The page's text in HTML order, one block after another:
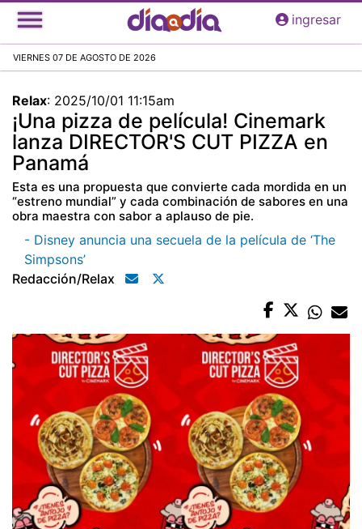
Pasar
al
principal
ingresar
VIERNES 07 DE AGOSTO DE 2026
Relax: 2025/10/01 11:15am
¡Una pizza de película! Cinemark
lanza DIRECTOR'S CUT PIZZA en
Panamá
Esta es una propuesta que convierte cada mordida en un
“estreno mundial” y cada combinación de sabores en una
obra maestra con sabor a aplauso de pie.
- Disney anuncia una secuela de la película de ‘The
Simpsons’
Redacción/relax